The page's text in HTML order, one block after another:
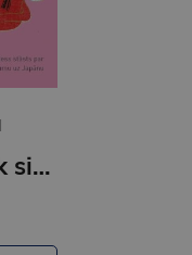
Lietas, kas liek sirdij pukstēt straujāk